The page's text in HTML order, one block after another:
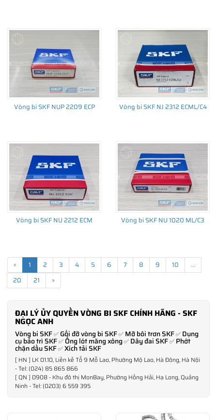
Vòng bi SKF NUP 2209 ECP Vòng bi SKF NJ 2312 ECML/C4
Vòng bi SKF NU 2212 ECM Vòng bi SKF NU 1020 ML/C3
« 1 2 3 4 5 6 7 8 9 10
...
20
21 »
ĐẠI LÝ ỦY QUYỀN VÒNG BI SKF CHÍNH HÃNG - SKF
NGỌC ANH
Vòng bi SKF✅ Gối đỡ vòng bi SKF✅ Mỡ bôi trơn SKF✅ Dụng
cụ bảo trì SKF✅ Ống lót măng xông✅ Dây đai SKF✅ Phớt
chặn dầu SKF✅Xích tải SKF
[ HN ] LK 01.10, Liền kề Tổ 9 Mỗ Lao, Phường Mộ Lao, Hà Đông, Hà Nội
- Tel: (024) 85 865 866
[ QN ] D908 - Khu đô thị MonBay, Phường Hồng Hải, Hạ Long, Quảng
Ninh - Tel: (0203) 6 559 395